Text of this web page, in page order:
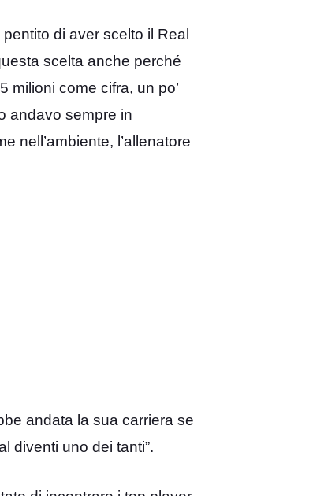
di aver scelto il Real
scelta anche perché
milioni come cifra, un po’
andavo sempre in
nell’ambiente, l’allenatore
andata la sua carriera se
diventi uno dei tanti”.